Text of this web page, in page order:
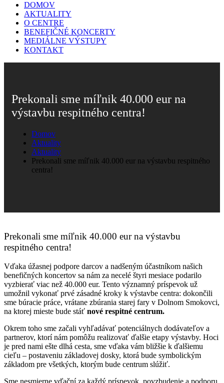
DOMOV
AKTUALITY
O CENTRE
BENEFIČNÉ KONCERTY
MEDIÁLNE VÝSTUPY
KONTAKT
Prekonali sme míľnik 40.000 eur na
výstavbu respitného centra!
Domov
Aktuality
Aktuality
Prekonali sme míľnik 40.000 eur na výstavbu respitného
centra!
Prekonali sme míľnik 40.000 eur na výstavbu
respitného centra!
Vďaka úžasnej podpore darcov a nadšeným účastníkom našich
benefičných koncertov sa nám za necelé štyri mesiace podarilo
vyzbierať viac než 40.000 eur. Tento významný príspevok už
umožnil vykonať prvé zásadné kroky k výstavbe centra: dokončili
sme búracie práce, vrátane zbúrania starej fary v Dolnom Smokovci,
na ktorej mieste bude stáť nové respitné centrum.
Okrem toho sme začali vyhľadávať potenciálnych dodávateľov a
partnerov, ktorí nám pomôžu realizovať ďalšie etapy výstavby. Hoci
je pred nami ešte dlhá cesta, sme vďaka vám bližšie k ďalšiemu
cieľu – postaveniu základovej dosky, ktorá bude symbolickým
základom pre všetkých, ktorým bude centrum slúžiť.